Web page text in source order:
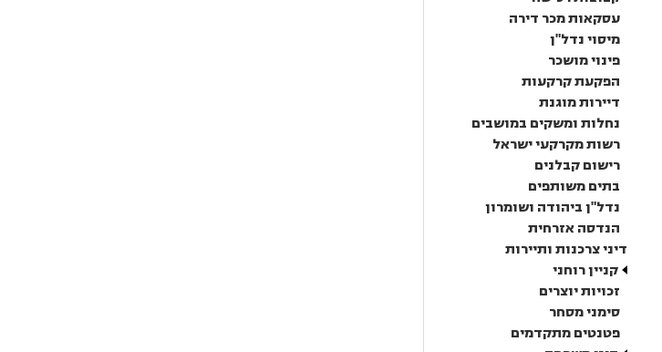
עסקאות מכר דירה
מיסוי נדל"ן
פינוי מושכר
הפקעת קרקעות
דיירות מוגנת
נחלות ומשקים במושבים
רשות מקרקעי ישראל
רישום קבלנים
בתים משותפים
נדל"ן ביהודה ושומרון
הנדסה אזרחית
דיני צרכנות ותיירות
קניין רוחני
זכויות יוצרים
סימני מסחר
פטנטים מתקדמים